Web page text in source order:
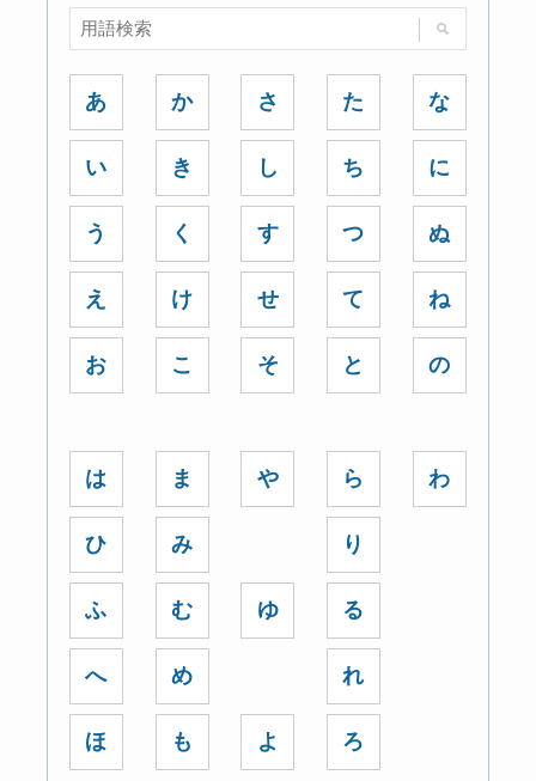
あ
い
う
え
お
か
き
く
け
こ
さ
し
す
せ
そ
た
ち
つ
て
と
な
に
ぬ
ね
の
は
ひ
ふ
へ
ほ
ま
み
む
め
も
や
ゆ
よ
ら
り
る
れ
ろ
わ